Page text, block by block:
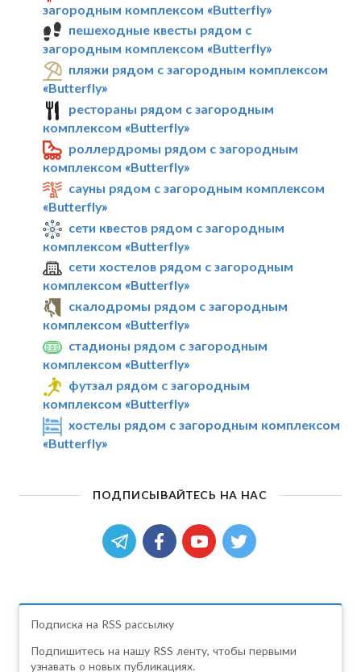
загородным комплексом «Butterfly»
пешеходные квесты рядом с
загородным комплексом «Butterfly»
пляжи рядом с загородным комплексом
«Butterfly»
рестораны рядом с загородным
комплексом «Butterfly»
роллердромы рядом с загородным
комплексом «Butterfly»
сауны рядом с загородным комплексом
«Butterfly»
сети квестов рядом с загородным
комплексом «Butterfly»
сети хостелов рядом с загородным
комплексом «Butterfly»
скалодромы рядом с загородным
комплексом «Butterfly»
стадионы рядом с загородным
комплексом «Butterfly»
футзал рядом с загородным
комплексом «Butterfly»
хостелы рядом с загородным комплексом
«Butterfly»
ПОДПИСЫВАЙТЕСЬ НА НАС
Подписка на RSS рассылку
Подпишитесь на нашу RSS ленту, чтобы первыми
узнавать о новых публикациях.